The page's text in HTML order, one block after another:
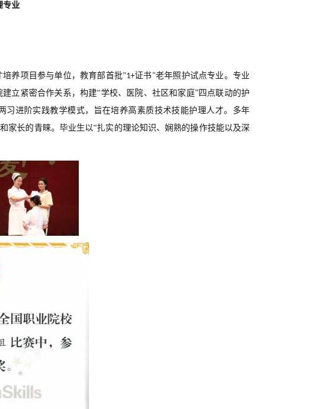
专业
培养项目参与单位，教育部首批"1+证书"老年照护试点专业。 专业
建立紧密合作关系，构建“学校、医院、社区和家庭”四点联动的护
习进阶实践教学模式，旨在培养高素质技术技能护理人才。多年
家长的青睐。 毕业生以“扎实的理论知识、娴熟的操作技能以及深